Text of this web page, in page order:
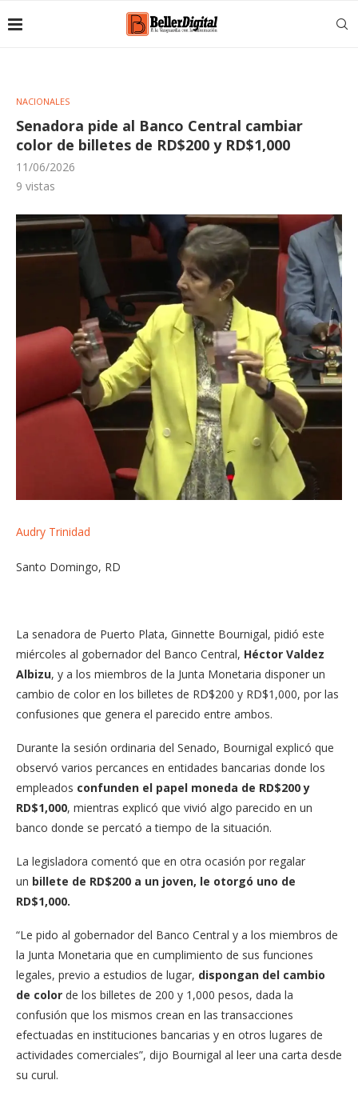
NACIONALES
Senadora pide al Banco Central cambiar
color de billetes de RD$200 y RD$1,000
11/06/2026
9 vistas
Audry Trinidad
Santo Domingo, RD
La senadora de Puerto Plata, Ginnette Bournigal, pidió este
miércoles al gobernador del Banco Central, Héctor Valdez
Albizu, y a los miembros de la Junta Monetaria disponer un
cambio de color en los billetes de RD$200 y RD$1,000, por las
confusiones que genera el parecido entre ambos.
Durante la sesión ordinaria del Senado, Bournigal explicó que
observó varios percances en entidades bancarias donde los
empleados confunden el papel moneda de RD$200 y
RD$1,000, mientras explicó que vivió algo parecido en un
banco donde se percató a tiempo de la situación.
La legisladora comentó que en otra ocasión por regalar
un billete de RD$200 a un joven, le otorgó uno de
RD$1,000.
“Le pido al gobernador del Banco Central y a los miembros de
la Junta Monetaria que en cumplimiento de sus funciones
legales, previo a estudios de lugar, dispongan del cambio
de color de los billetes de 200 y 1,000 pesos, dada la
confusión que los mismos crean en las transacciones
efectuadas en instituciones bancarias y en otros lugares de
actividades comerciales”, dijo Bournigal al leer una carta desde
su curul.